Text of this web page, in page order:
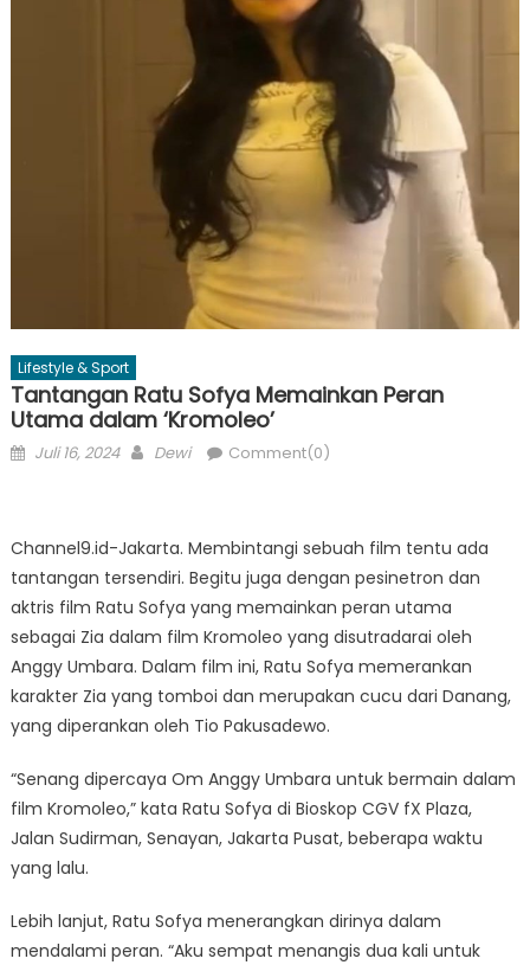
Lifestyle & Sport
Tantangan Ratu Sofya Memainkan Peran
Utama dalam ‘Kromoleo’
Posted
Juli 16, 2024 Author
Dewi Comment(0)
Channel9.id-Jakarta. Membintangi sebuah film tentu ada
tantangan tersendiri. Begitu juga dengan pesinetron dan
aktris film Ratu Sofya yang memainkan peran utama
sebagai Zia dalam film Kromoleo yang disutradarai oleh
Anggy Umbara. Dalam film ini, Ratu Sofya memerankan
karakter Zia yang tomboi dan merupakan cucu dari Danang,
yang diperankan oleh Tio Pakusadewo.
“Senang dipercaya Om Anggy Umbara untuk bermain dalam
film Kromoleo,” kata Ratu Sofya di Bioskop CGV fX Plaza,
Jalan Sudirman, Senayan, Jakarta Pusat, beberapa waktu
yang lalu.
Lebih lanjut, Ratu Sofya menerangkan dirinya dalam
mendalami peran. “Aku sempat menangis dua kali untuk